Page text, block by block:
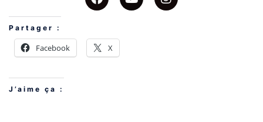
Partager :
Facebook X
J’aime ça :